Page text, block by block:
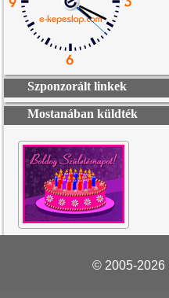
Szponzorált linkek
Mostanában küldték
© 2005-2026